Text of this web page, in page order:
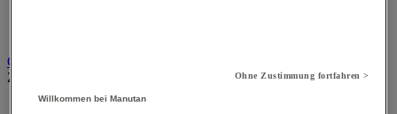
Garderobe
Zur gesamten Produktgruppe
Ohne Zustimmung fortfahren >
Willkommen bei Manutan